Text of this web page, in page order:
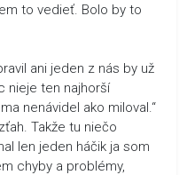
to vedieť. Bolo by to
ani jeden z nás by už
nieje ten najhorší
nenávidel ako miloval.“
Takže tu niečo
len jeden háčik ja som
chyby a problémy,